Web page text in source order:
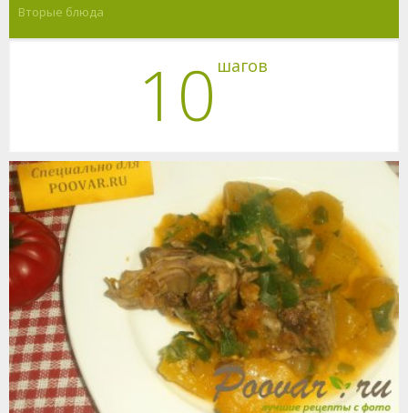
Вторые блюда
10 шагов